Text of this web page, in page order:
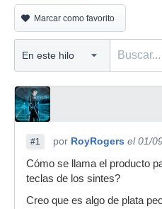
Marcar como favorito
#1 por RoyRogers el 01/
Cómo se llama el producto
teclas de los sintes?
Creo que es algo de plata